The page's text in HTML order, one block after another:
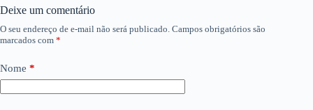
Deixe um comentário
O seu endereço de e-mail não será publicado. Campos obrigatórios são
marcados com *
Nome *